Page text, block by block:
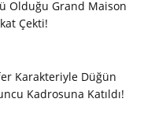
Olduğu Grand Maison
Çekti!
Karakteriyle Düğün
Kadrosuna Katıldı!